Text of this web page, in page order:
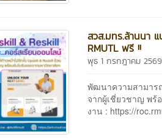
สวส.มทร.ล้านนา
RMUTL ฟรี !!
พุธ 1 กรกฎาคม 2569
พัฒนาความสามาร
จากผู้เชี่ยวชาญ พร้
งาน : https://